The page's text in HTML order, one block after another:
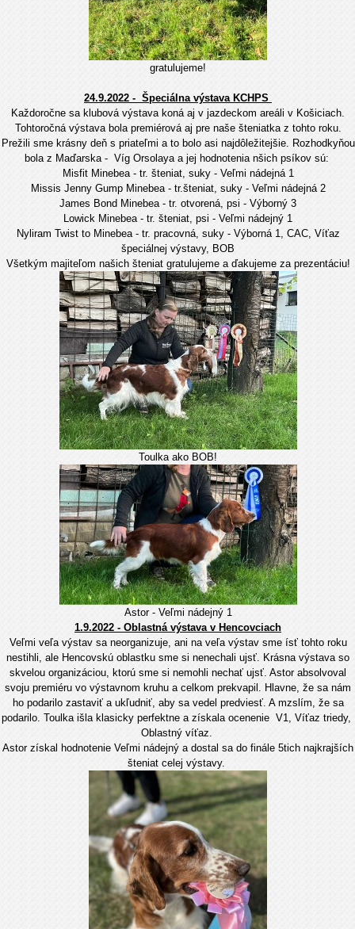
gratulujeme!
24.9.2022 - Špeciálna výstava KCHPS
Každoročne sa klubová výstava koná aj v jazdeckom areáli v Košiciach.
Tohtoročná výstava bola premiérová aj pre naše šteniatka z tohto roku.
Prežili sme krásny deň s priateľmi a to bolo asi najdôležitejšie. Rozhodkyňou
bola z Maďarska - Víg Orsolaya a jej hodnotenia nšich psíkov sú:
Misfit Minebea - tr. šteniat, suky - Veľmi nádejná 1
Missis Jenny Gump Minebea - tr.šteniat, suky - Veľmi nádejná 2
James Bond Minebea - tr. otvorená, psi - Výborný 3
Lowick Minebea - tr. šteniat, psi - Veľmi nádejný 1
Nyliram Twist to Minebea - tr. pracovná, suky - Výborná 1, CAC, Víťaz
špeciálnej výstavy, BOB
Všetkým majiteľom našich šteniat gratulujeme a ďakujeme za prezentáciu!
Toulka ako BOB!
Astor - Veľmi nádejný 1
1.9.2022 - Oblastná výstava v Hencovciach
Veľmi veľa výstav sa neorganizuje, ani na veľa výstav sme ísť tohto roku
nestihli, ale Hencovskú oblastku sme si nenechali ujsť. Krásna výstava so
skvelou organizáciou, ktorú sme si nemohli nechať ujsť. Astor absolvoval
svoju premiéru vo výstavnom kruhu a celkom prekvapil. Hlavne, že sa nám
ho podarilo zastaviť a ukľudniť, aby sa vedel predviesť. A mzslím, že sa
podarilo. Toulka išla klasicky perfektne a získala ocenenie V1, Víťaz triedy,
Oblastný víťaz.
Astor získal hodnotenie Veľmi nádejný a dostal sa do finále 5tich najkrajších
šteniat celej výstavy.